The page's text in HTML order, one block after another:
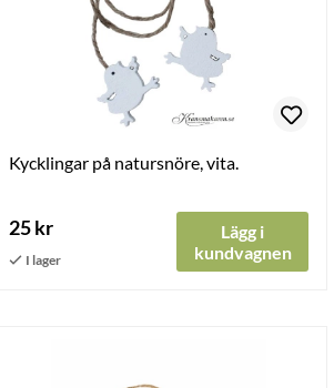
Kycklingar på natursnöre, vita.
25 kr
Lägg i
kundvagnen